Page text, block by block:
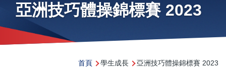
亞洲技巧體操錦標賽 2023
首頁 學生成長 亞洲技巧體操錦標賽 2023